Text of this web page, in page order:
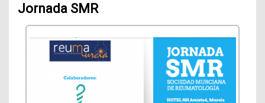
Jornada SMR